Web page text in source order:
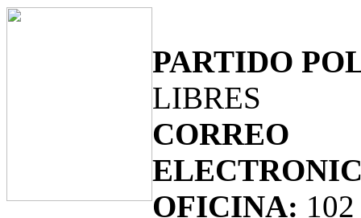
PARTIDO
LIBRES
CORREO
OFICINA: 102